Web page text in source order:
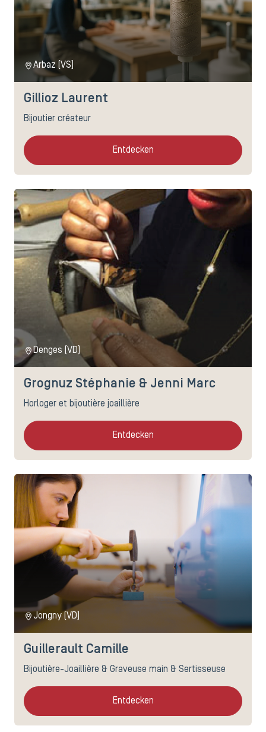
Arbaz (VS)
Gillioz Laurent
Bijoutier créateur
Entdecken
Denges (VD)
Grognuz Stéphanie & Jenni Marc
Horloger et bijoutière joaillière
Entdecken
Jongny (VD)
Guillerault Camille
Bijoutière-Joaillière & Graveuse main & Sertisseuse
Entdecken